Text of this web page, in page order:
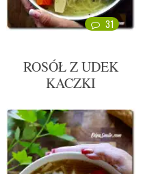
31
ROSÓŁ Z UDEK
KACZKI